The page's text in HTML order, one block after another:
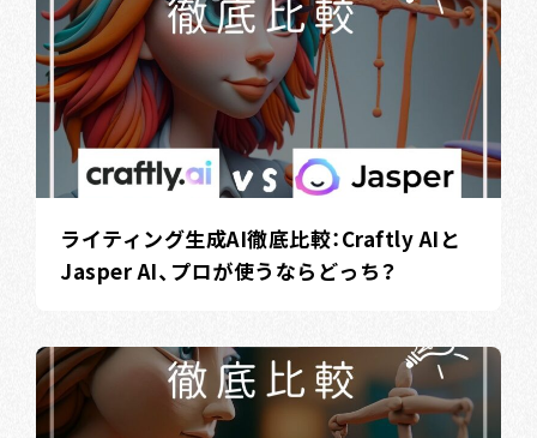
ライティング生成AI徹底比較：Craftly AIと
Jasper AI、プロが使うならどっち？